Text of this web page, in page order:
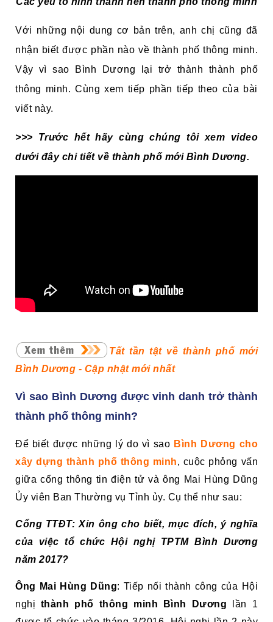
Với những nội dung cơ bản trên, anh chị cũng đã
nhận biết được phần nào về thành phố thông minh.
Vậy vì sao Bình Dương lại trở thành thành phố
thông minh. Cùng xem tiếp phần tiếp theo của bài
viết này.
>>> Trước hết hãy cùng chúng tôi xem video
dưới đây chi tiết về thành phố mới Bình Dương.
Tất tần tật về thành phố mới
Bình Dương - Cập nhật mới nhất
Vì sao Bình Dương được vinh danh trở thành
thành phố thông minh?
Để biết được những lý do vì sao Bình Dương cho
xây dựng thành phố thông minh, cuộc phỏng vấn
giữa cổng thông tin điện tử và ông Mai Hùng Dũng
Ủy viên Ban Thường vụ Tỉnh ủy. Cụ thể như sau:
Cổng TTĐT: Xin ông cho biết, mục đích, ý nghĩa
của việc tổ chức Hội nghị TPTM Bình Dương
năm 2017?
Ông Mai Hùng Dũng: Tiếp nối thành công của Hội
nghị thành phố thông minh Bình Dương lần 1